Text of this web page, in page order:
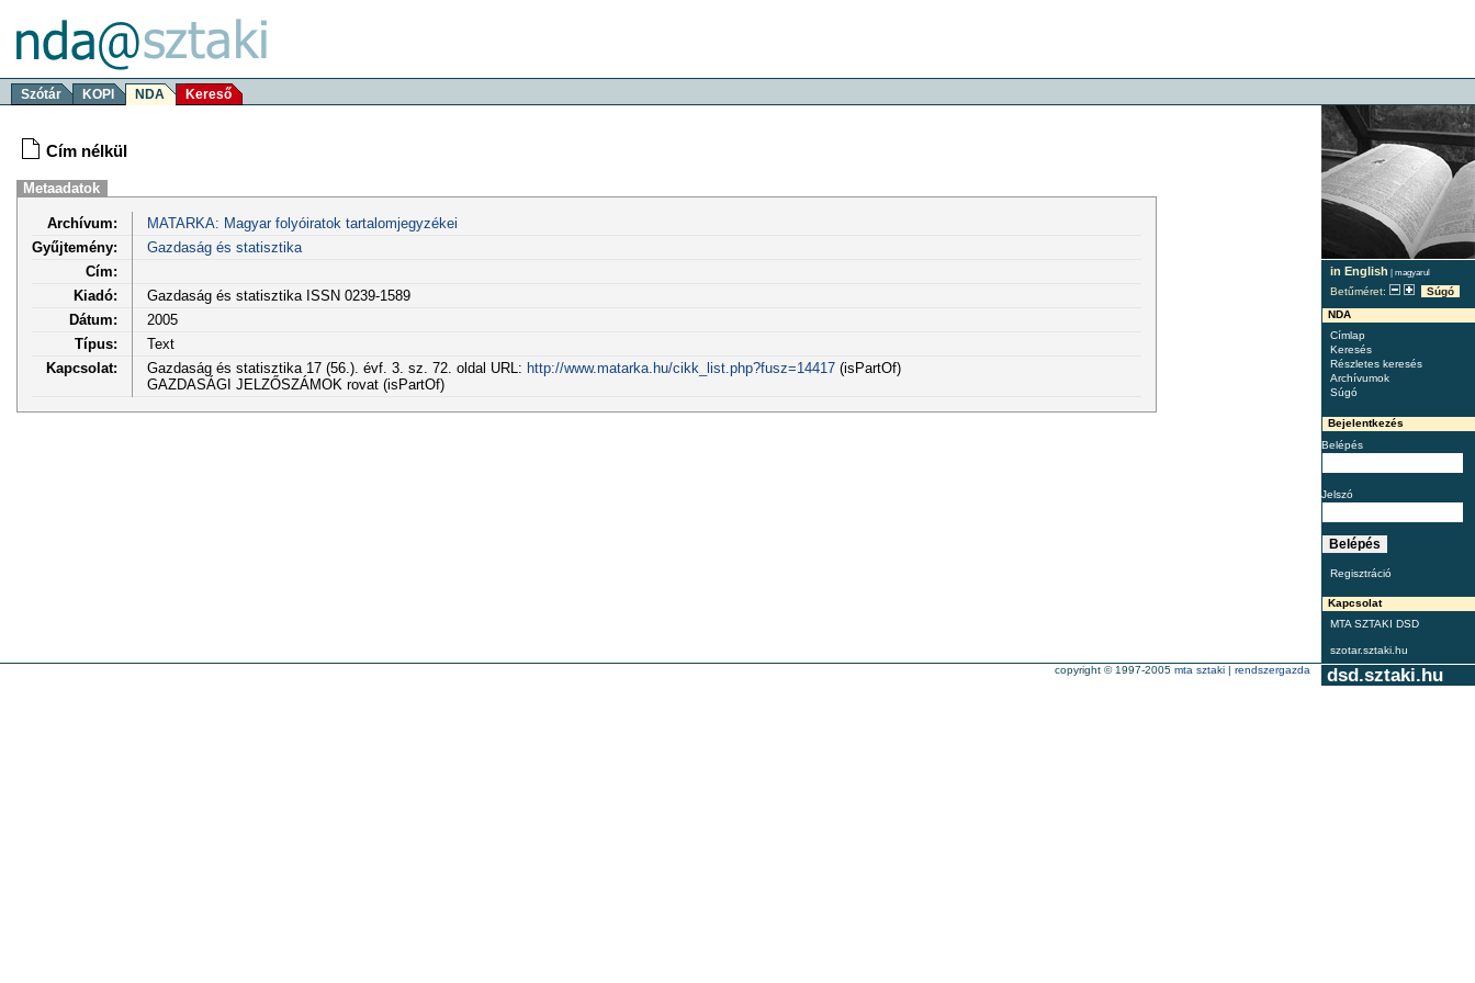
Szótár KOPI NDA Kereső
in English | magyarul
Betűméret:
Súgó
NDA
Címlap
Keresés
Részletes keresés
Archívumok
Súgó
Bejelentkezés
Belépés
Jelszó
Regisztráció
Kapcsolat
MTA SZTAKI DSD
szotar.sztaki.hu
Cím nélkül
Metaadatok
Archívum:
MATARKA: Magyar folyóiratok tartalomjegyzékei
Gyűjtemény:
Gazdaság és statisztika
Cím:
Kiadó:
Gazdaság és statisztika ISSN 0239-1589
Dátum:
2005
Típus:
Text
Kapcsolat:
Gazdaság és statisztika 17 (56.). évf. 3. sz. 72. oldal URL: http://www.matarka.hu/cikk_list.php?fusz=14417(isPartOf)
GAZDASÁGI JELZŐSZÁMOK rovat (isPartOf)
dsd.sztaki.hu
copyright © 1997-2005 mta sztaki | rendszergazda